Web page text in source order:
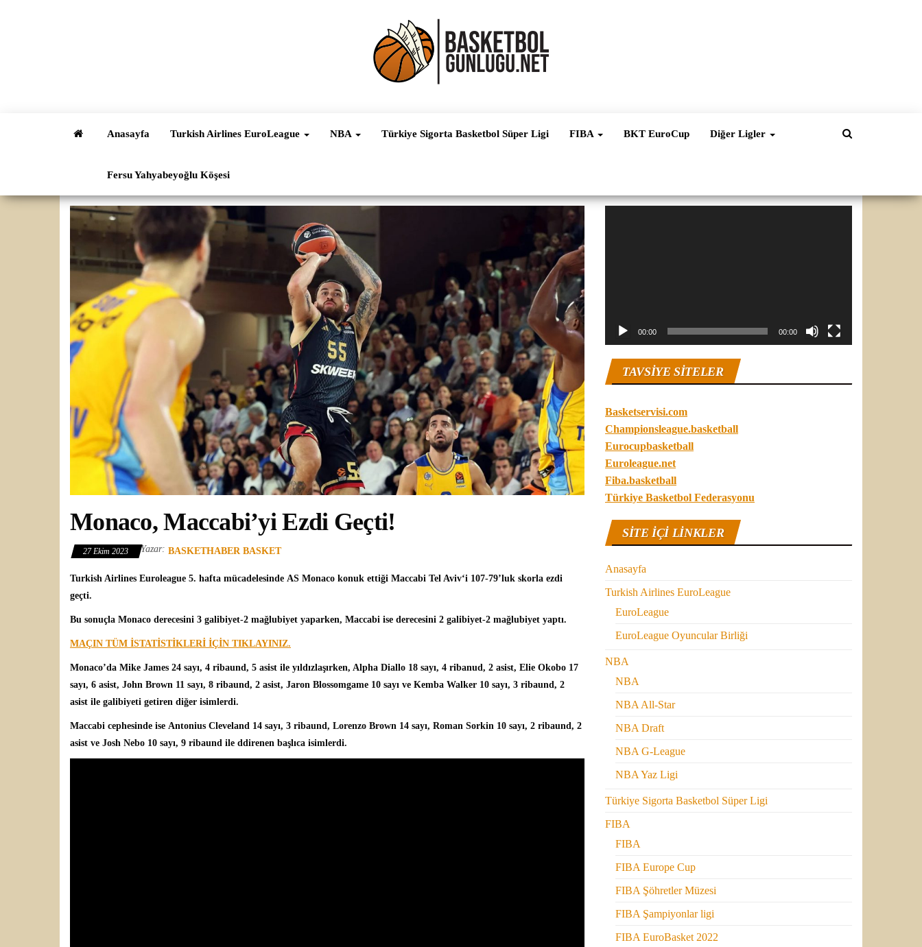
Haber
Süper Lig ve
Dünya
Anasayfa Turkish Airlines EuroLeague NBA Türkiye Sigorta Basketbol Süper Ligi FIBA BKT EuroCup Diğer Ligler
Fersu Yahyabeyoğlu Köşesi
Monaco, Maccabi’yi Ezdi Geçti!
27 Ekim 2023 Yazar: BASKETHABER BASKET
Turkish Airlines Euroleague 5. hafta mücadelesinde AS Monaco konuk ettiği Maccabi Tel Aviv‘i 107-79’luk skorla ezdi
geçti.
Bu sonuçla Monaco derecesini 3 galibiyet-2 mağlubiyet yaparken, Maccabi ise derecesini 2 galibiyet-2 mağlubiyet yaptı.
MAÇIN TÜM İSTATİSTİKLERİ İÇİN TIKLAYINIZ.
Monaco’da Mike James 24 sayı, 4 ribaund, 5 asist ile yıldızlaşırken, Alpha Diallo 18 sayı, 4 ribanud, 2 asist, Elie Okobo 17
sayı, 6 asist, John Brown 11 sayı, 8 ribaund, 2 asist, Jaron Blossomgame 10 sayı ve Kemba Walker 10 sayı, 3 ribaund, 2
asist ile galibiyeti getiren diğer isimlerdi.
Maccabi cephesinde ise Antonius Cleveland 14 sayı, 3 ribaund, Lorenzo Brown 14 sayı, Roman Sorkin 10 sayı, 2 ribaund, 2
asist ve Josh Nebo 10 sayı, 9 ribaund ile ddirenen başlıca isimlerdi.
00:00 00:00
TAVSIYE SITELER
Basketservisi.com
Championsleague.basketball
Eurocupbasketball
Euroleague.net
Fiba.basketball
Türkiye Basketbol Federasyonu
SITE IÇI LINKLER
Anasayfa
Turkish Airlines EuroLeague
EuroLeague
EuroLeague Oyuncular Birliği
NBA
NBA
NBA All-Star
NBA Draft
NBA G-League
NBA Yaz Ligi
Türkiye Sigorta Basketbol Süper Ligi
FIBA
FIBA
FIBA Europe Cup
FIBA Şöhretler Müzesi
FIBA Şampiyonlar ligi
FIBA EuroBasket 2022